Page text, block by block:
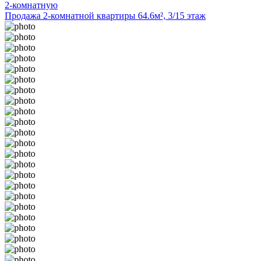
2-комнатную
Продажа 2-комнатной квартиры 64.6м², 3/15 этаж